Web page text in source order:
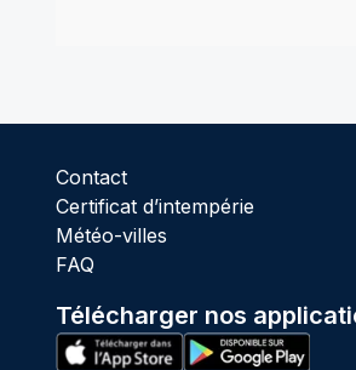
Contact
Certificat d’intempérie
Météo-villes
FAQ
Télécharger nos